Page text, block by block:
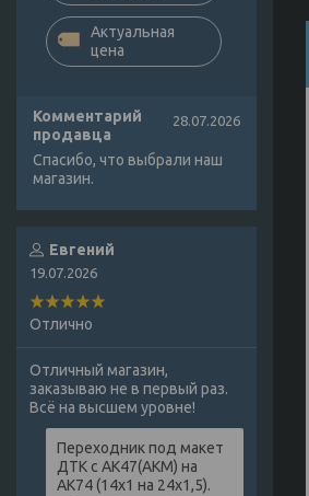
Актуальная
цена
Комментарий
продавца
28.07.2026
Спасибо, что выбрали наш
магазин.
Евгений
19.07.2026
Отлично
Отличный магазин,
заказываю не в первый раз.
Всё на высшем уровне!
Переходник под макет
ДТК с АК47(АКМ) на
АК74 (14х1 на 24х1,5).